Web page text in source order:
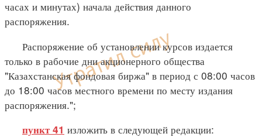
часах и минутах) начала действия данного
распоряжения.
Распоряжение об установлении курсов издается
только в рабочие дни акционерного общества
"Казахстанская фондовая биржа" в период с 08:00 часов
до 18:00 часов местного времени по месту издания
распоряжения.";
пункт 41 изложить в следующей редакции: